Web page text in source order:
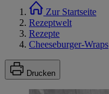
Zur Startseite
Rezeptwelt
Rezepte
Cheeseburger-Wraps
Drucken